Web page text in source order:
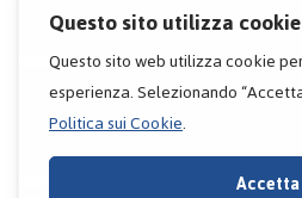
Chiarimenti su farmaci e
12 Gennaio 2012
Comunicato del
Decreto Ministeriale 2